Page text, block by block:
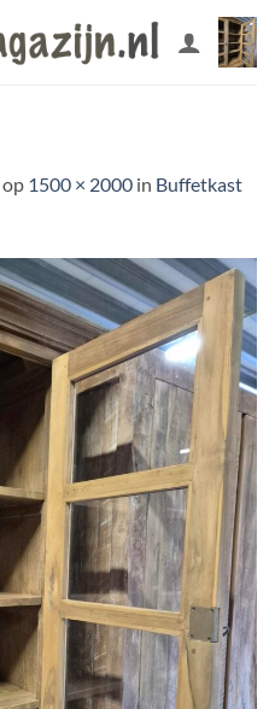
op 1500 × 2000 in Buffetkast